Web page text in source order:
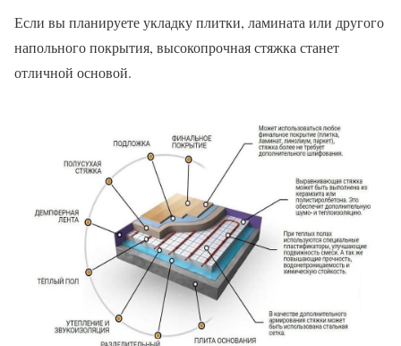
Если вы планируете укладку плитки, ламината или другого
напольного покрытия, высокопрочная стяжка станет
отличной основой.